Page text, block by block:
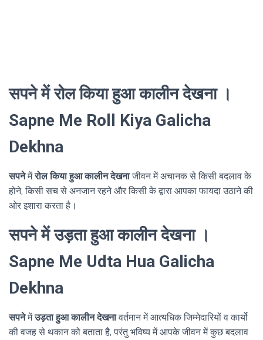
सपने में रोल किया हुआ कालीन देखना ।
Sapne Me Roll Kiya Galicha
Dekhna
सपनेमेंरोल किया हुआ कालीन देखनाजीवन में अचानक से किसी बदलाव के
होने, किसी सच से अनजान रहने और किसी के द्वारा आपका फायदा उठाने की
ओर इशारा करता है।
सपने में उड़ता हुआ कालीन देखना ।
Sapne Me Udta Hua Galicha
Dekhna
सपनेमेंउड़ता हुआ कालीन देखनावर्तमान में आत्यधिक जिम्मेदारियों व कार्यो
की वजह से थकान को बताता है, परंतु भविष्य में आपके जीवन में कुछ बदलाव